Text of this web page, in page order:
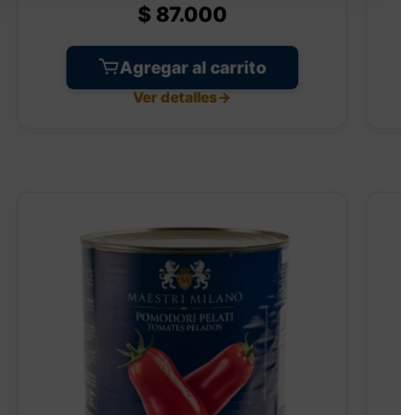
$87.000
Agregar al carrito
Ver detalles→